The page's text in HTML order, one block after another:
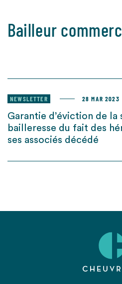
Bailleur
NEWSLETTER 28 MAR 2023
Garantie d’éviction de
bailleresse du fait des
ses associés décédé